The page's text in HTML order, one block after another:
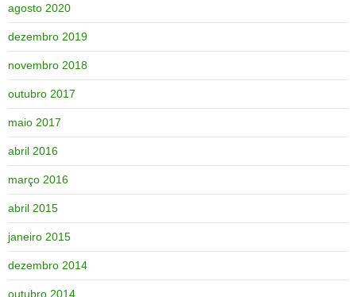
agosto 2020
dezembro 2019
novembro 2018
outubro 2017
maio 2017
abril 2016
março 2016
abril 2015
janeiro 2015
dezembro 2014
outubro 2014